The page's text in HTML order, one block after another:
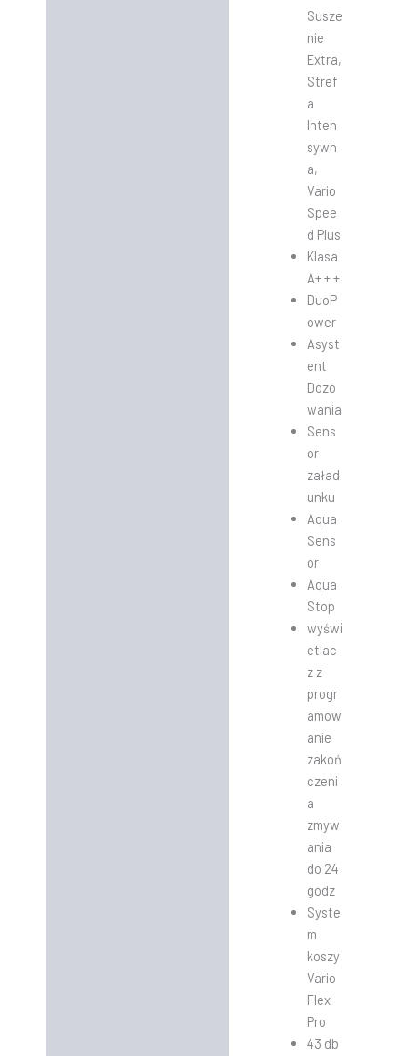
Susze
nie
Extra,
Stref
a
Inten
sywn
a,
Vario
Spee
d Plus
Klasa
A+ + +
DuoP
ower
Asyst
ent
Dozo
wania
Sens
or
załad
unku
Aqua
Sens
or
Aqua
Stop
wyświ
etlac
z z
progr
amow
anie
zakoń
czeni
a
zmyw
ania
do 24
godz
Syste
m
koszy
Vario
Flex
Pro
43 db